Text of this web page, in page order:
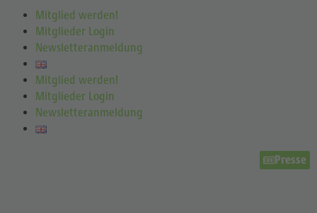
Mitglied werden!
Mitglieder Login
Newsletteranmeldung
Mitglied werden!
Mitglieder Login
Newsletteranmeldung
Presse